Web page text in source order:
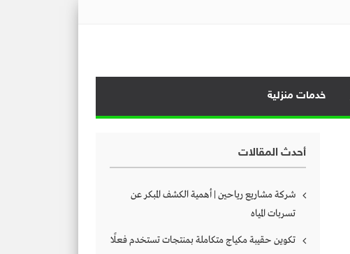
خدمات منزلية
أحدث المقالات
شركة مشاريع رياحين | أهمية الكشف المبكر عن
تسربات المياه
تكوين حقيبة مكياج متكاملة بمنتجات تستخدم فعلًا